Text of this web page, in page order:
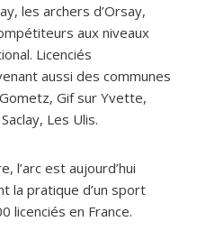
les archers d’Orsay,
aux niveaux
Licenciés
aussi des communes
Gif sur Yvette,
Les Ulis.
l’arc est aujourd’hui
la pratique d’un sport
licenciés en France.